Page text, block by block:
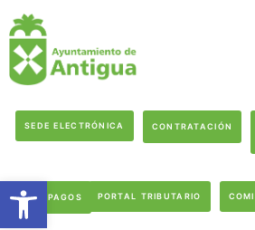
SEDE ELECTRÓNICA CONTRATACIÓN
PAGOS PORTAL TRIBUTARIO
Abrir barra de